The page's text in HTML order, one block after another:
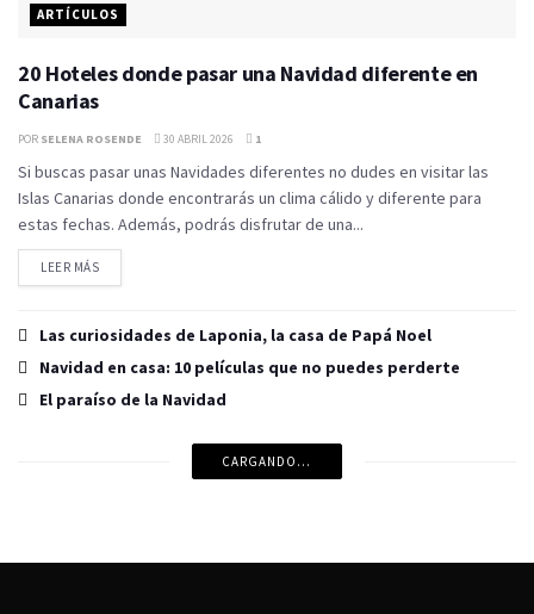
ARTÍCULOS
20 Hoteles donde pasar una Navidad diferente en
Canarias
POR SELENA ROSENDE 30 ABRIL 2026 1
Si buscas pasar unas Navidades diferentes no dudes en visitar las
Islas Canarias donde encontrarás un clima cálido y diferente para
estas fechas. Además, podrás disfrutar de una...
LEER MÁS
Las curiosidades de Laponia, la casa de Papá Noel
Navidad en casa: 10 películas que no puedes perderte
El paraíso de la Navidad
CARGANDO...